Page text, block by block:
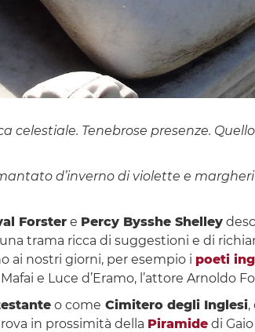
celestiale. Tenebrose presenze.
d’inverno di violette e
Forstere Percy Bysshe Shelley
trama ricca di suggestioni e di
ai nostri giorni, per esempio i poeti
e Luce d’Eramo, l’attore Arnoldo
o come Cimitero degli Inglesi,
in prossimità della Piramidedi